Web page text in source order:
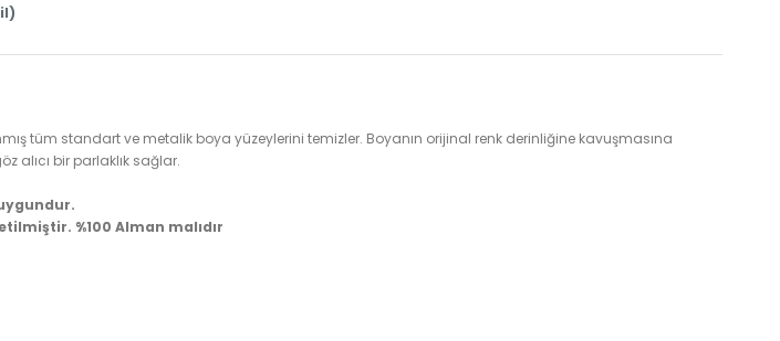
tüm standart ve metalik boya yüzeylerini temizler. Boyanın orijinal renk derinliğine kavuşmasına
alıcı bir parlaklık sağlar.
%100 Alman malıdır